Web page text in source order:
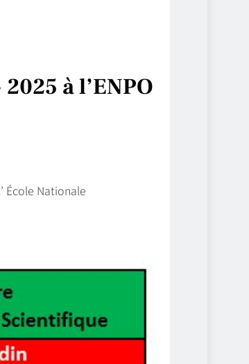
à l’ENPO
École Nationale